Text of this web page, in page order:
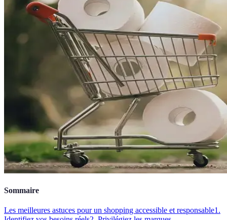
Sommaire
Les meilleures astuces pour un shopping accessible et responsable1.